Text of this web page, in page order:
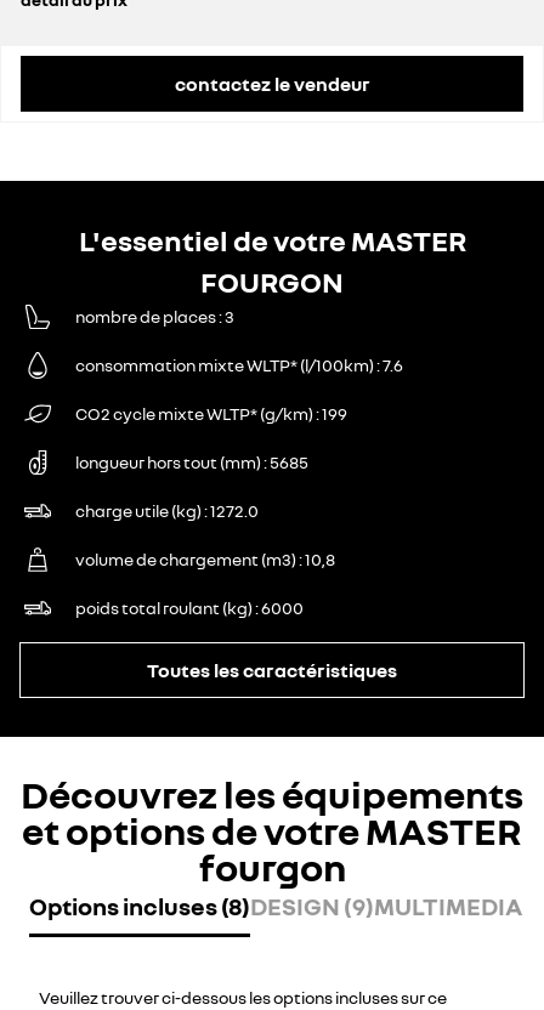
contactez le vendeur
L'essentiel de votre MASTER
FOURGON
nombre de places 3
consommation mixte WLTP* (l/100km) 7.6
CO2 cycle mixte WLTP* (g/km) 199
longueur hors tout (mm) 5685
charge utile (kg) 1272.0
volume de chargement (m3) 10,8
poids total roulant (kg) 6000
Toutes les caractéristiques
Découvrez les équipements
et options de votre MASTER
fourgon
Options incluses (8)DESIGN (9)MULTIMEDIA
Veuillez trouver ci-dessous les options incluses sur ce